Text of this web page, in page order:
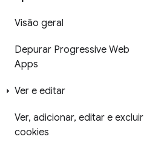
Visão geral
Depurar Progressive Web
Apps
Ver e editar
Ver, adicionar, editar e excluir
cookies